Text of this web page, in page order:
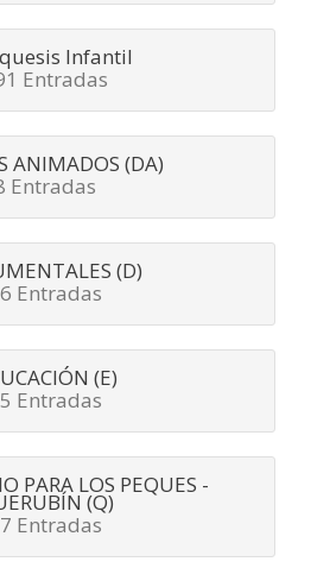
Infantil
Entradas
ANIMADOS (DA)
Entradas
(D)
Entradas
(E)
Entradas
PARA LOS PEQUES -
(Q)
Entradas